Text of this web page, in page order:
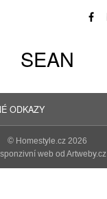
SEAN
ODKAZY
© Homestyle.cz 2026
web od Artweby.cz